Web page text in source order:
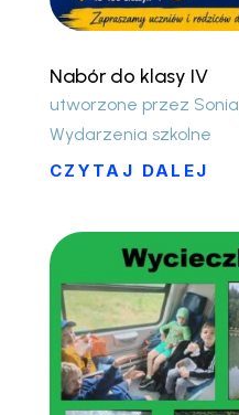
Nabór do klasy IV
utworzone przez Sonia
Wydarzenia szkolne
CZYTAJ DALEJ